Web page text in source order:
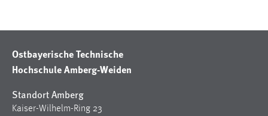
Ostbayerische Technische
Hochschule Amberg-Weiden
Standort Amberg
Kaiser-Wilhelm-Ring 23
Name:
MibewSessionID, MIBEW_UserID, mibew_locale, mibew-
Zweck: